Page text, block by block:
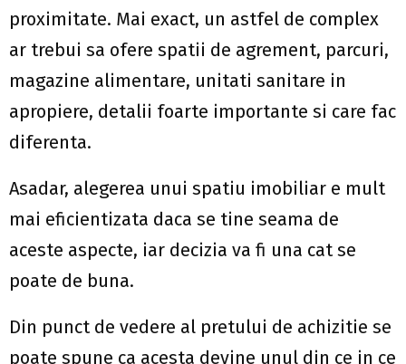
proximitate. Mai exact, un astfel de complex
ar trebui sa ofere spatii de agrement, parcuri,
magazine alimentare, unitati sanitare in
apropiere, detalii foarte importante si care fac
diferenta.
Asadar, alegerea unui spatiu imobiliar e mult
mai eficientizata daca se tine seama de
aceste aspecte, iar decizia va fi una cat se
poate de buna.
Din punct de vedere al pretului de achizitie se
poate spune ca acesta devine unul din ce in ce